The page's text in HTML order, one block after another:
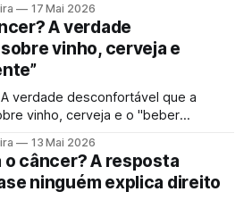
que alimentam tumores.
17 Mai 2026
A verdade
vinho, cerveja e
verdade desconfortável que a
vinho, cerveja e o "beber
mais a ideia de uma "dose
13 Mai 2026
câncer? A resposta
ninguém explica direito